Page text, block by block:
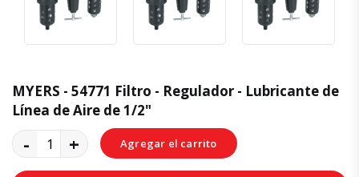
MYERS - 54771 Filtro - Regulador - Lubricante de
Línea de Aire de 1/2"
- + Agregar el carrito